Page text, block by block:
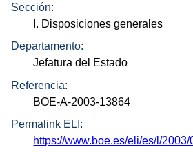
Sección:
I. Disposiciones generales
Departamento:
Jefatura del Estado
Referencia:
BOE-A-2003-13864
Permalink ELI:
https://www.boe.es/eli/es/l/2003/